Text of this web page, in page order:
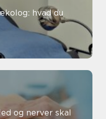
hvad du
og nerver skal